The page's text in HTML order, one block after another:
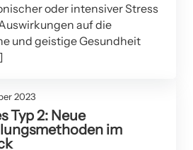
oder intensiver Stress
auf die
und geistige Gesundheit
2023
Typ 2: Neue
im